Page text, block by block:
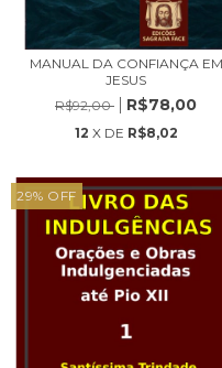
MANUAL DA CONFIANÇA EM
JESUS
R$92,00
R$78,00
12 X DE R$8,02
29% OFF